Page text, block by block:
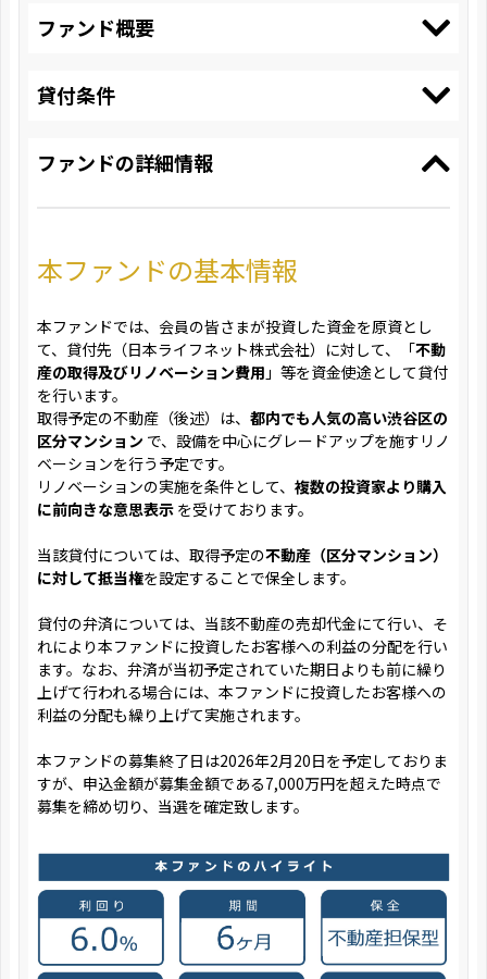
ファンド概要
貸付条件
ファンドの詳細情報
本ファンドの基本情報
本ファンドでは、会員の皆さまが投資した資金を原資とし
て、貸付先（日本ライフネット株式会社）に対して、「不動
産の取得及びリノベーション費用 」等を資金使途として貸付
を行います。
取得予定の不動産（後述）は、 都内でも人気の高い渋谷区の
区分マンション で、設備を中心にグレードアップを施すリノ
ベーションを行う予定です。
リノベーションの実施を条件として、 複数の投資家より購入
に前向きな意思表示 を受けております。
当該貸付については、取得予定の不動産（区分マンション）
に対して抵当権を設定することで保全します。
貸付の弁済については、当該不動産の売却代金にて行い、そ
れにより本ファンドに投資したお客様への利益の分配を行い
ます。なお、弁済が当初予定されていた期日よりも前に繰り
上げて行われる場合には、本ファンドに投資したお客様への
利益の分配も繰り上げて実施されます。
本ファンドの募集終了日は2026年2月20日を予定しておりま
すが、申込金額が募集金額である7,000万円を超えた時点で
募集を締め切り、当選を確定致します。